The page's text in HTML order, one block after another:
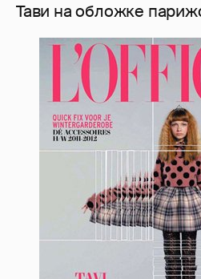
Тави на обложке